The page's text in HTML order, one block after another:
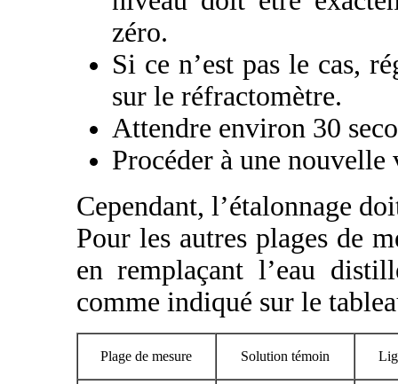
zéro.
Si ce n’est pas le cas,
sur le réfractomètre.
Attendre environ 30
Procéder à une
Cependant, l’étalonnage
Pour les autres plages de
en remplaçant l’eau
comme indiqué sur le
Plage de mesure Solution témoin